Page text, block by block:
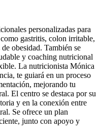
personalizadas para
gastritis, colon irritable,
obesidad. También se
y coaching nutricional
La nutricionista Mónica
te guiará en un proceso
mejorando tu
El centro se destaca por su
y en la conexión entre
Se ofrece un plan
junto con apoyo y